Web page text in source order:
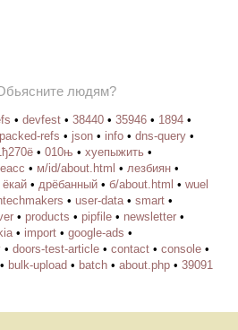
людям?
• devfest • 38440 • 35946 • 1894 •
packed-refs • json • info • dns-query •
• 010њ • хуепыжить •
• м/id/about.html • лезбиян •
ёкай • дрёбанный • б/about.html • wuel
• user-data • smart •
• products • pipfile • newsletter •
• import • google-ads •
• doors-test-article • contact • console •
• bulk-upload • batch • about.php • 39091